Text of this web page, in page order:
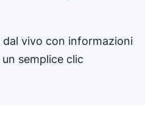
vivo con informazioni
semplice clic